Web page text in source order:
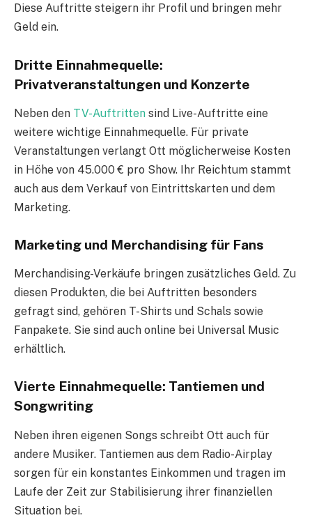
Diese Auftritte steigern ihr Profil und bringen mehr
Geld ein.
Dritte Einnahmequelle:
Privatveranstaltungen und Konzerte
Neben den TV-Auftritten sind Live-Auftritte eine
weitere wichtige Einnahmequelle. Für private
Veranstaltungen verlangt Ott möglicherweise Kosten
in Höhe von 45.000 € pro Show. Ihr Reichtum stammt
auch aus dem Verkauf von Eintrittskarten und dem
Marketing.
Marketing und Merchandising für Fans
Merchandising-Verkäufe bringen zusätzliches Geld. Zu
diesen Produkten, die bei Auftritten besonders
gefragt sind, gehören T-Shirts und Schals sowie
Fanpakete. Sie sind auch online bei Universal Music
erhältlich.
Vierte Einnahmequelle: Tantiemen und
Songwriting
Neben ihren eigenen Songs schreibt Ott auch für
andere Musiker. Tantiemen aus dem Radio-Airplay
sorgen für ein konstantes Einkommen und tragen im
Laufe der Zeit zur Stabilisierung ihrer finanziellen
Situation bei.